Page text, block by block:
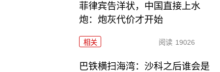
菲律宾告洋状，中国直接上水
炮：炮灰代价才开始
相关 阅读 19026
巴铁横扫海湾：沙科之后谁会是